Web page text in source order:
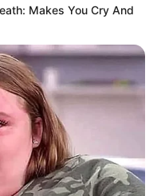
-
in Thüringen und in
Makes You Cry And